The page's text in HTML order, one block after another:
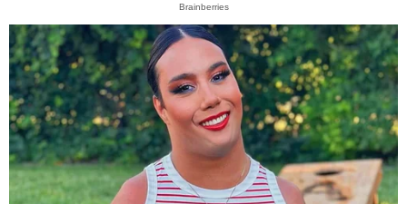
Brainberries